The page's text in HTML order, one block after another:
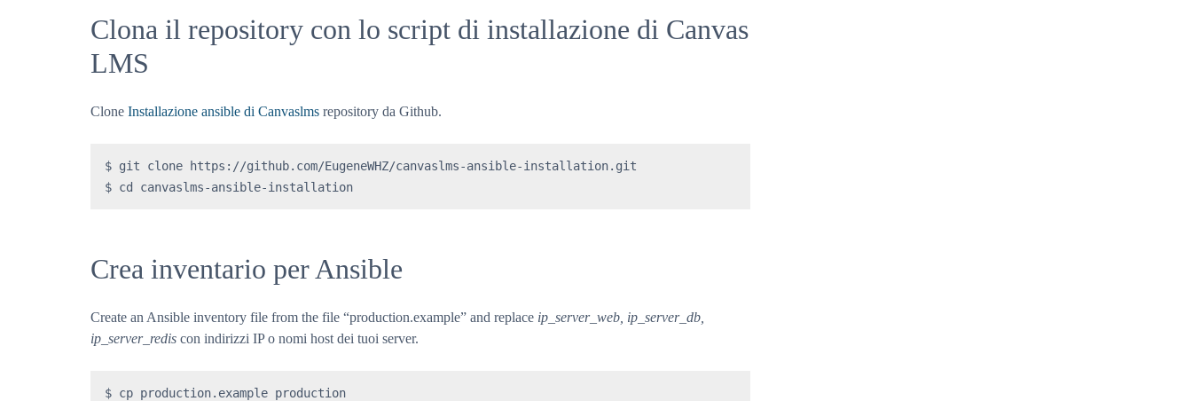
Clona il repository con lo script di installazione di Canvas
LMS
Clone Installazione ansible di Canvaslms repository da Github.
$ git clone https://github.com/EugeneWHZ/canvaslms-ansible-installation.git
$ cd canvaslms-ansible-installation
Crea inventario per Ansible
Create an Ansible inventory file from the file “production.example” and replace ip_server_web, ip_server_db,
ip_server_redis con indirizzi IP o nomi host dei tuoi server.
$ cp production.example production